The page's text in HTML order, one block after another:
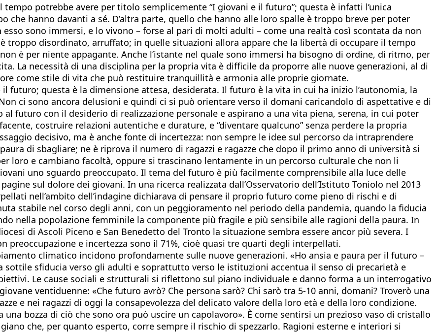
potrebbe avere per titolo semplicemente “I giovani e il futuro”; questa è infatti l’unica
che hanno davanti a sé. D’altra parte, quello che hanno alle loro spalle è troppo breve per poter
sono immersi, e lo vivono – forse al pari di molti adulti – come una realtà così scontata da non
troppo disordinato, arruffato; in quelle situazioni allora appare che la libertà di occupare il tempo
è per niente appagante. Anche l’istante nel quale sono immersi ha bisogno di ordine, di ritmo, per
La necessità di una disciplina per la propria vita è difficile da proporre alle nuove generazioni, al di
come stile di vita che può restituire tranquillità e armonia alle proprie giornate.
futuro; questa è la dimensione attesa, desiderata. Il futuro è la vita in cui ha inizio l’autonomia, la
ci sono ancora delusioni e quindi ci si può orientare verso il domani caricandolo di aspettative e di
al futuro con il desiderio di realizzazione personale e aspirano a una vita piena, serena, in cui poter
costruire relazioni autentiche e durature, e “diventare qualcuno” senza perdere la propria
decisivo, ma è anche fonte di incertezza: non sempre le idee sul percorso da intraprendere
di sbagliare; ne è riprova il numero di ragazzi e ragazze che dopo il primo anno di università si
loro e cambiano facoltà, oppure si trascinano lentamente in un percorso culturale che non li
uno sguardo preoccupato. Il tema del futuro è più facilmente comprensibile alla luce delle
sul dolore dei giovani. In una ricerca realizzata dall’Osservatorio dell’Istituto Toniolo nel 2013
nell’ambito dell’indagine dichiarava di pensare il proprio futuro come pieno di rischi e di
stabile nel corso degli anni, con un peggioramento nel periodo della pandemia, quando la fiducia
nella popolazione femminile la componente più fragile e più sensibile alle ragioni della paura. In
di Ascoli Piceno e San Benedetto del Tronto la situazione sembra essere ancor più severa. I
preoccupazione e incertezza sono il 71%, cioè quasi tre quarti degli interpellati.
climatico incidono profondamente sulle nuove generazioni. «Ho ansia e paura per il futuro –
sottile sfiducia verso gli adulti e soprattutto verso le istituzioni accentua il senso di precarietà e
Le cause sociali e strutturali si riflettono sul piano individuale e danno forma a un interrogativo
ventiduenne: «Che futuro avrò? Che persona sarò? Chi sarò tra 5-10 anni, domani? Troverò una
e nei ragazzi di oggi la consapevolezza del delicato valore della loro età e della loro condizione.
una bozza di ciò che sono ora può uscire un capolavoro». È come sentirsi un prezioso vaso di cristallo
che, per quanto esperto, corre sempre il rischio di spezzarlo. Ragioni esterne e interiori si